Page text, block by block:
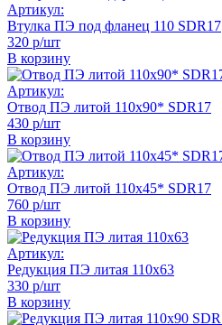
Артикул:
Втулка ПЭ под фланец 110 SDR17
320 р/шт
В корзину
Артикул:
Отвод ПЭ литой 110х90* SDR17
430 р/шт
В корзину
Артикул:
Отвод ПЭ литой 110х45* SDR17
760 р/шт
В корзину
Артикул:
Редукция ПЭ литая 110х63
330 р/шт
В корзину